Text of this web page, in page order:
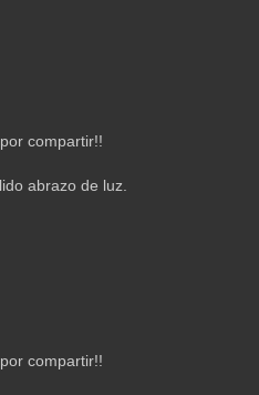
compartir!!
abrazo de luz.
compartir!!